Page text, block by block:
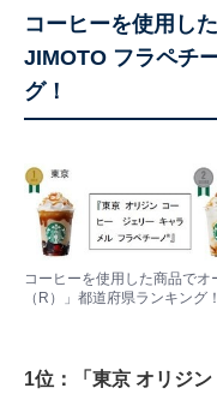
コーヒーを使用し
JIMOTO フラペチ
グ！
コーヒーを使用した商品で
（R）」都道府県ランキング！
1位：「東京 オリジ